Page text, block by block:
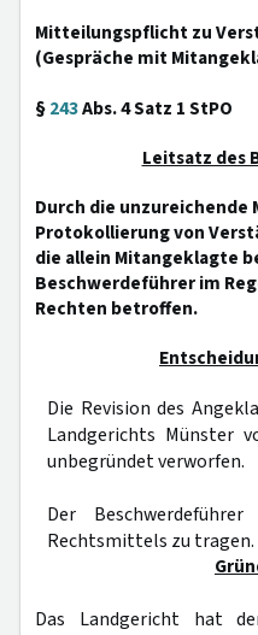
Mitteilungspflicht zu
(Gespräche mit
§243Abs. 4 Satz 1 StPO
Leitsatz des
Durch die unzureichende
Protokollierung von
die allein Mitangeklagte
Beschwerdeführer im
Rechten betroffen.
Die Revision des
Landgerichts Münster
unbegründet verworfen.
Der
Rechtsmittels zu tragen.
Das Landgericht hat